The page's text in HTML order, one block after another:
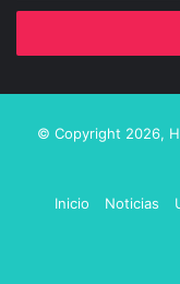
correo
© Copyright 2026,
Inicio
Noticias